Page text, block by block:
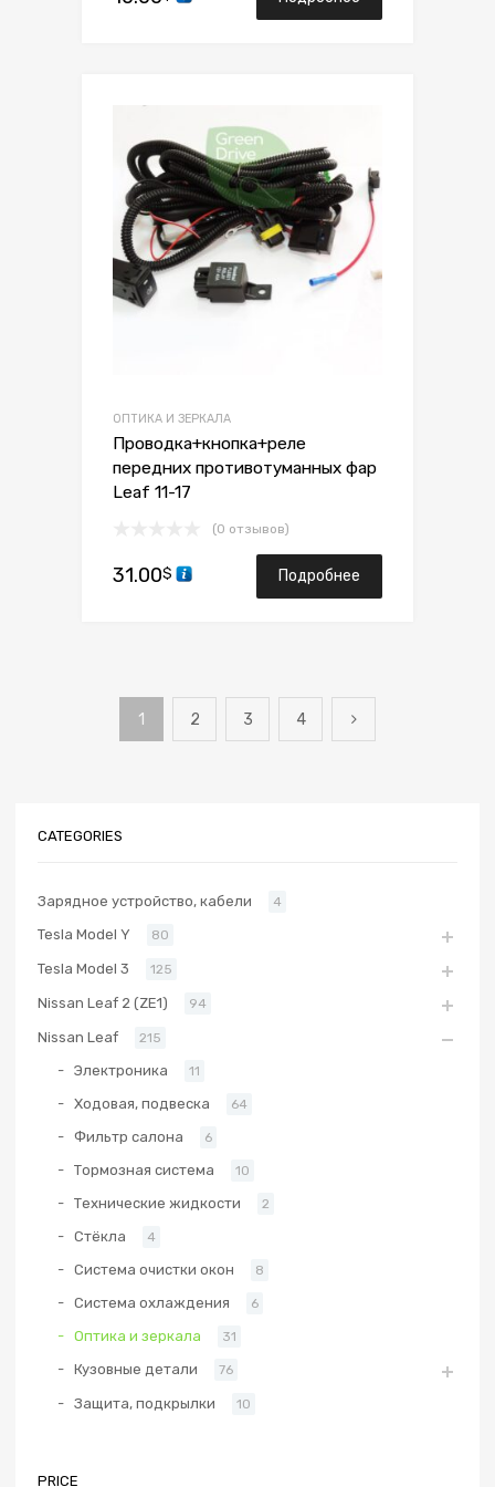
ОПТИКА И ЗЕРКАЛА
Проводка+кнопка+реле
передних противотуманных фар
Leaf 11-17
(0 отзывов)
31.00$ Подробнее
1 2 3 4
CATEGORIES
Зарядное устройство, кабели 4
Tesla Model Y 80
Tesla Model 3 125
Nissan Leaf 2 (ZE1) 94
Nissan Leaf 215
Электроника 11
Ходовая, подвеска 64
Фильтр салона 6
Тормозная система 10
Технические жидкости 2
Стёкла 4
Система очистки окон 8
Система охлаждения 6
Оптика и зеркала 31
Кузовные детали 76
Защита, подкрылки 10
PRICE